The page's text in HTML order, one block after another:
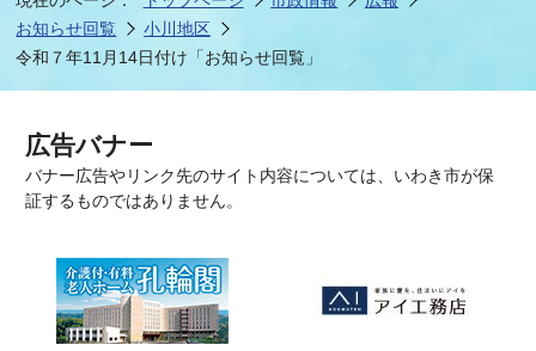
お知らせ回覧
小川地区
令和７年11月14日付け「お知らせ回覧」
広告バナー
バナー広告やリンク先のサイト内容については、いわき市が保
証するものではありません。